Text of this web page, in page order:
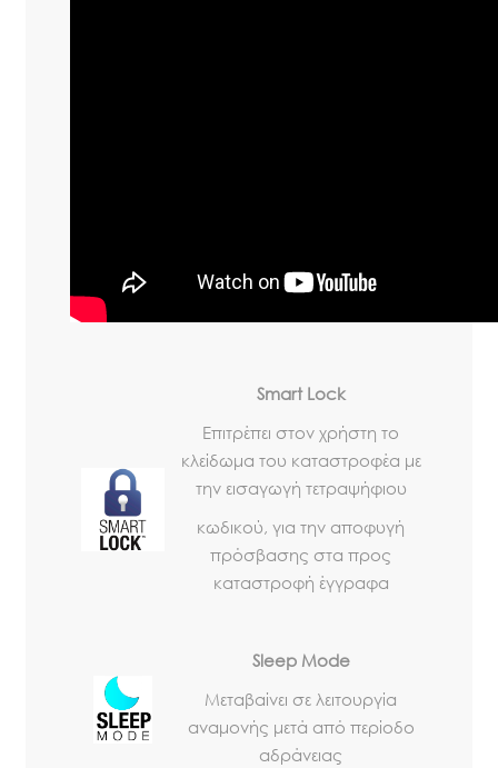
Smart Lock
Επιτρέπει στον χρήστη το
κλείδωμα του καταστροφέα με
την εισαγωγή τετραψήφιου
κωδικού, για την αποφυγή
πρόσβασης στα προς
καταστροφή έγγραφα
Sleep Mode
Μεταβαίνει σε λειτουργία
αναμονής μετά από περίοδο
αδράνειας